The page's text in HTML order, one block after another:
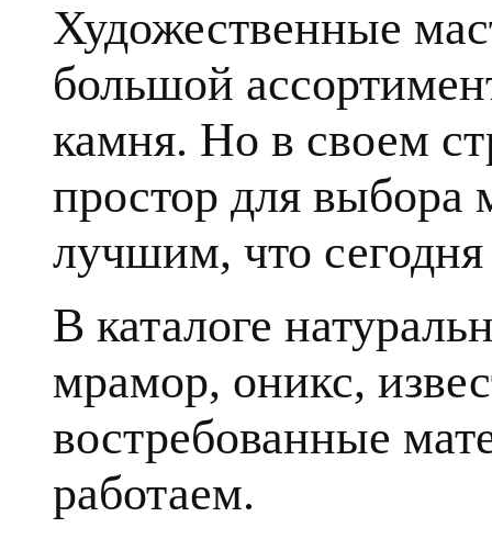
Художественные
большой
камня. Но в своем
простор для выбора
лучшим, что
В каталоге
мрамор, оникс,
востребованные
работаем.